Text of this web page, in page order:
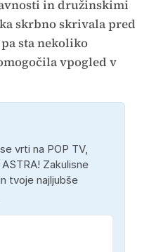
in družinskimi
skrbno skrivala pred
sta nekoliko
vpogled v
vrti na POP TV,
ASTRA! Zakulisne
tvoje najljubše